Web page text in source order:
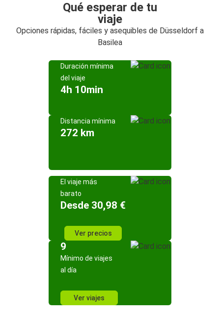
Qué esperar de tu
viaje
Opciones rápidas, fáciles y asequibles de Düsseldorf a
Basilea
Duración mínima
del viaje
4h 10min
Distancia mínima
272 km
El viaje más
barato
Desde 30,98 €
Ver precios
9
Mínimo de viajes
al día
Ver viajes